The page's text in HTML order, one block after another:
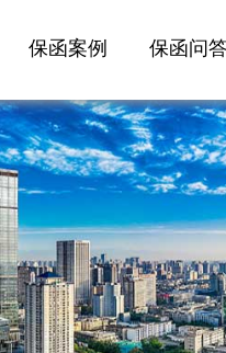
保函案例 保函问